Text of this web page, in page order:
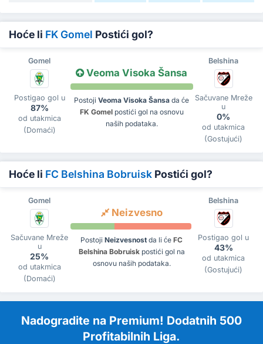
Hoće li FK Gomel Postići gol?
Gomel Belshina
Postigao gol u
87%
od utakmica
(Domaći)
Veoma Visoka Šansa
Postoji Veoma Visoka Šansa da će
FK Gomelpostići gol na osnovu
naših podataka.
Sačuvane Mreže
u
0%
od utakmica
(Gostujući)
Hoće li FC Belshina Bobruisk Postići gol?
Gomel Belshina
Sačuvane Mreže
u
25%
od utakmica
(Domaći)
Neizvesno
Postoji Neizvesnost da li će FC
Belshina Bobruiskpostići gol na
osnovu naših podataka.
Postigao gol u
43%
od utakmica
(Gostujući)
Nadogradite na Premium! Dodatnih 500
Profitabilnih Liga.